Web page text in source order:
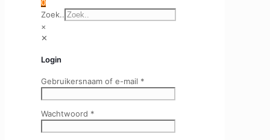
0
Zoek..
×
✕
Login
Gebruikersnaam of e-mail *
Wachtwoord *